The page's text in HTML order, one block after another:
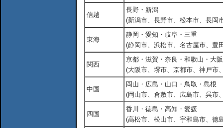
信越
長野・新潟
(新潟市、長野市、松本市、長岡
東海
静岡・愛知・岐阜・三重
(静岡市、浜松市、名古屋市、豊
関西
京都・滋賀・奈良・和歌山・大
(大阪市、堺市、京都市、神戸市
中国
岡山・広島・山口・鳥取・島根
(岡山市、倉敷市、広島市、呉市
四国
香川・徳島・高知・愛媛
(高松市、松山市、宇和島市、徳